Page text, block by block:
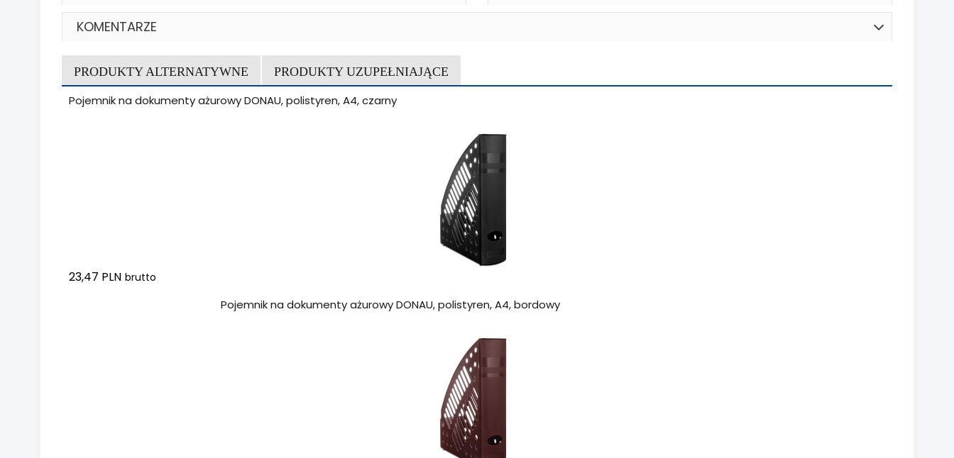
KOMENTARZE
PRODUKTY ALTERNATYWNE PRODUKTY UZUPEŁNIAJĄCE
Pojemnik na dokumenty ażurowy DONAU, polistyren, A4, czarny
23,47 PLN brutto
Pojemnik na dokumenty ażurowy DONAU, polistyren, A4, bordowy